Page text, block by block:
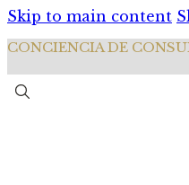
Skip to main content
CONCIENCIA DE